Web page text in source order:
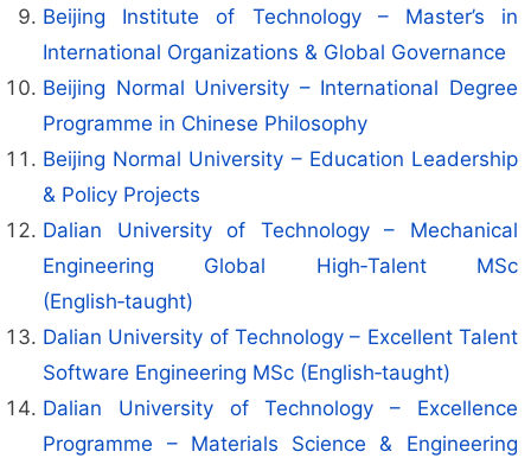
Beijing Institute of Technology – Master’s in
International Organizations & Global Governance
Beijing Normal University – International Degree
Programme in Chinese Philosophy
Beijing Normal University – Education Leadership
& Policy Projects
Dalian University of Technology – Mechanical
Engineering Global High‑Talent MSc
(English‑taught)
Dalian University of Technology – Excellent Talent
Software Engineering MSc (English‑taught)
Dalian University of Technology – Excellence
Programme – Materials Science & Engineering